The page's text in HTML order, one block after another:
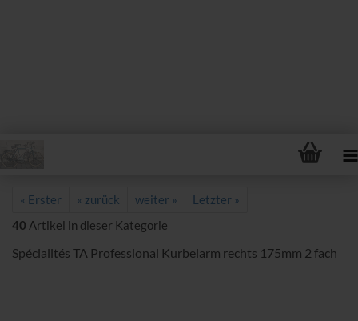
« Erster « zurück weiter »
Letzter »
40 Artikel in dieser Kategorie
Spécialités TA Professional Kurbelarm rechts 175mm 2 fach